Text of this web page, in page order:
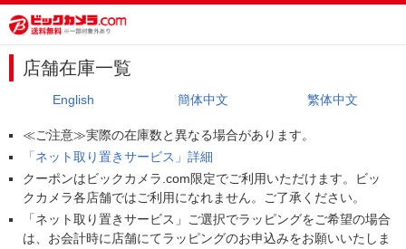
店舗在庫一覧
English 簡体中文 繁体中文
≪ご注意≫実際の在庫数と異なる場合があります。
「ネット取り置きサービス」詳細
クーポンはビックカメラ.com限定でご利用いただけます。ビッ
クカメラ各店舗ではご利用になれません。ご了承ください。
「ネット取り置きサービス」ご選択でラッピングをご希望の場合
は、お会計時に店舗にてラッピングのお申込みをお願いいたしま